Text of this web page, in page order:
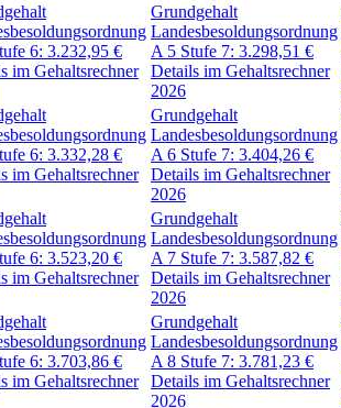
6: 3.232,95 €
im Gehaltsrechner
Grundgehalt
Landesbesoldungsordnung
A 5 Stufe 7: 3.298,51 €
Details im Gehaltsrechner
2026
6: 3.332,28 €
im Gehaltsrechner
Grundgehalt
Landesbesoldungsordnung
A 6 Stufe 7: 3.404,26 €
Details im Gehaltsrechner
2026
6: 3.523,20 €
im Gehaltsrechner
Grundgehalt
Landesbesoldungsordnung
A 7 Stufe 7: 3.587,82 €
Details im Gehaltsrechner
2026
6: 3.703,86 €
im Gehaltsrechner
Grundgehalt
Landesbesoldungsordnung
A 8 Stufe 7: 3.781,23 €
Details im Gehaltsrechner
2026